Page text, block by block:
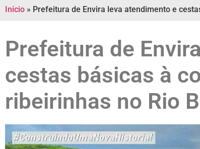
Início » Prefeitura de Envira leva atendimento e
Prefeitura de
cestas básicas à
ribeirinhas no Rio